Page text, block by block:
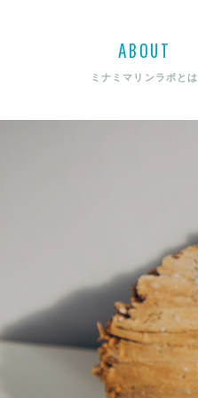
ABOUT
ミナミマリンラボとは